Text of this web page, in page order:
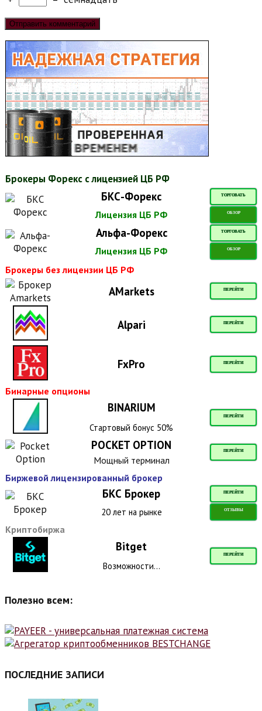
Брокеры Форекс с лицензией ЦБ РФ
БКС-Форекс ТОРГОВАТЬ
Лицензия ЦБ РФ ОБЗОР
Альфа-Форекс ТОРГОВАТЬ
Лицензия ЦБ РФ ОБЗОР
Брокеры без лицензии ЦБ РФ
AMarkets ПЕРЕЙТИ
Alpari ПЕРЕЙТИ
FxPro ПЕРЕЙТИ
Бинарные опционы
BINARIUM
ПЕРЕЙТИ
Стартовый бонус 50%
POCKET OPTION ПЕРЕЙТИ
Мощный терминал
Биржевой лицензированный брокер
БКС Брокер ПЕРЕЙТИ
20 лет на рынке ОТЗЫВЫ
Криптобиржа
Bitget
ПЕРЕЙТИ
Возможности...
Полезно всем:
ПОСЛЕДНИЕ ЗАПИСИ